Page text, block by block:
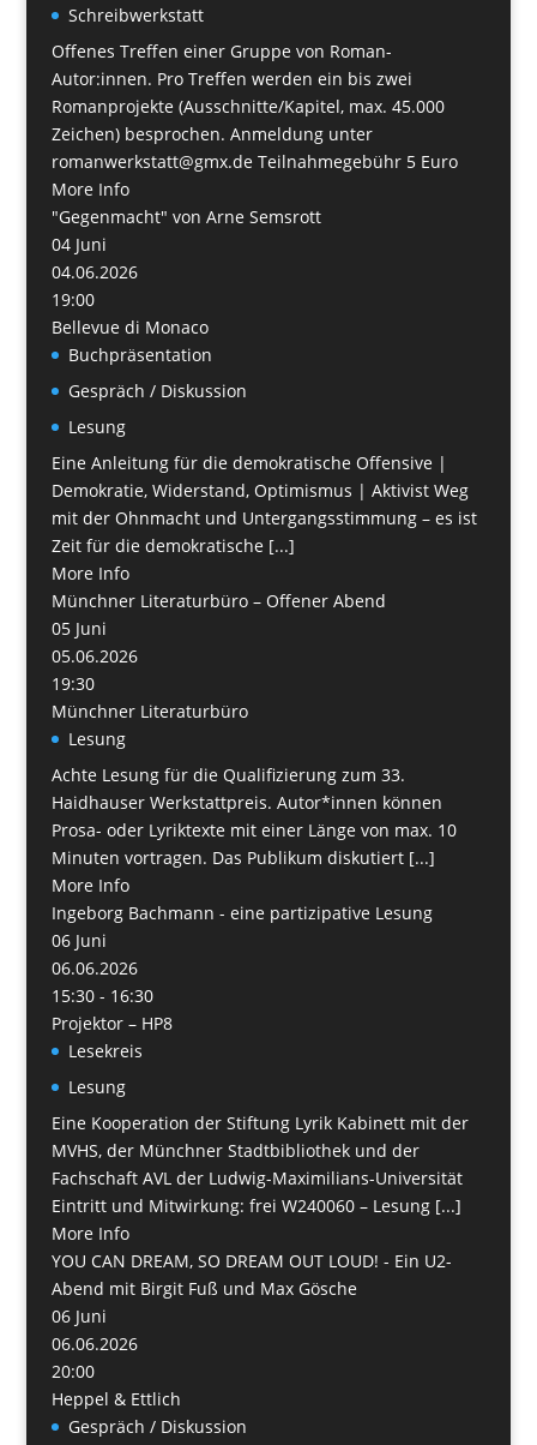
Schreibwerkstatt
Offenes Treffen einer Gruppe von Roman-
Autor:innen. Pro Treffen werden ein bis zwei
Romanprojekte (Ausschnitte/Kapitel, max. 45.000
Zeichen) besprochen. Anmeldung unter
romanwerkstatt@gmx.de Teilnahmegebühr 5 Euro
More Info
"Gegenmacht" von Arne Semsrott
04 Juni
04.06.2026
19:00
Bellevue di Monaco
Buchpräsentation
Gespräch / Diskussion
Lesung
Eine Anleitung für die demokratische Offensive |
Demokratie, Widerstand, Optimismus | Aktivist Weg
mit der Ohnmacht und Untergangsstimmung – es ist
Zeit für die demokratische [...]
More Info
Münchner Literaturbüro – Offener Abend
05 Juni
05.06.2026
19:30
Münchner Literaturbüro
Lesung
Achte Lesung für die Qualifizierung zum 33.
Haidhauser Werkstattpreis. Autor*innen können
Prosa- oder Lyriktexte mit einer Länge von max. 10
Minuten vortragen. Das Publikum diskutiert [...]
More Info
Ingeborg Bachmann - eine partizipative Lesung
06 Juni
06.06.2026
15:30 - 16:30
Projektor – HP8
Lesekreis
Lesung
Eine Kooperation der Stiftung Lyrik Kabinett mit der
MVHS, der Münchner Stadtbibliothek und der
Fachschaft AVL der Ludwig-Maximilians-Universität
Eintritt und Mitwirkung: frei W240060 – Lesung [...]
More Info
YOU CAN DREAM, SO DREAM OUT LOUD! - Ein U2-
Abend mit Birgit Fuß und Max Gösche
06 Juni
06.06.2026
20:00
Heppel & Ettlich
Gespräch / Diskussion